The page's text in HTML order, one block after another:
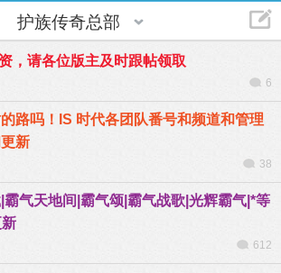
护族传奇总部
，请各位版主及时跟帖领取
6
路吗！IS 时代各团队番号和频道和管理
新
38
气天地间|霸气颂|霸气战歌|光辉霸气|*等
612